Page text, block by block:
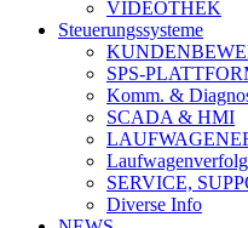
VIDEOTHEK
Steuerungssysteme
SPS-
Komm. &
SCADA & HMI
SERVICE,
Diverse Info